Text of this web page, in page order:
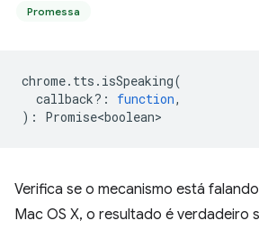
Promessa
chrome. tts . isSpeaking(
callback? : function,
) : Promise<boolean>
Verifica se o mecanismo está
Mac OS X, o resultado é verdadeiro